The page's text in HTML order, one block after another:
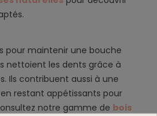
pour maintenir une bouche
nettoient les dents grâce à
Ils contribuent aussi à une
restant appétissants pour
notre gamme de bois